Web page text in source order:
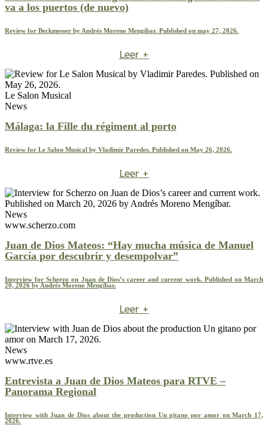
va a los puertos (de nuevo)
Review for Beckmesser by Andrés Moreno Mengíbar. Published on may 27, 2026.
Leer +
Le Salon Musical
News
Málaga: la Fille du régiment al porto
Review for Le Salon Musical by Vladimir Paredes. Published on May 26, 2026.
Leer +
News
www.scherzo.com
Juan de Dios Mateos: “Hay mucha música de Manuel
García por descubrir y desempolvar”
Interview for Scherzo on Juan de Dios’s career and current work. Published on March
20, 2026 by Andrés Moreno Mengíbar.
Leer +
News
www.rtve.es
Entrevista a Juan de Dios Mateos para RTVE –
Panorama Regional
Interview with Juan de Dios about the production Un gitano por amor on March 17,
2026.